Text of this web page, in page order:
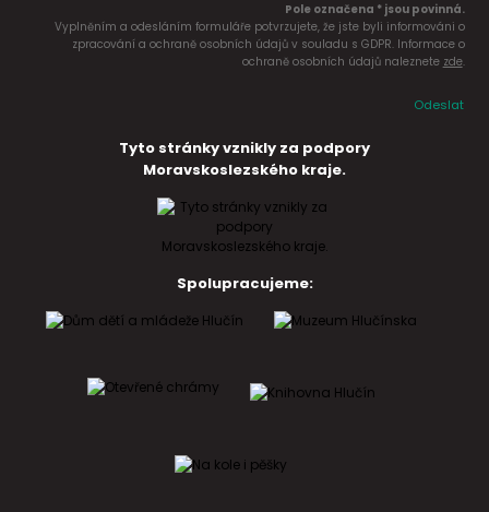
Pole označena * jsou povinná.
Vyplněním a odesláním formuláře potvrzujete, že jste byli informováni o
zpracování a ochraně osobních údajů v souladu s GDPR. Informace o
ochraně osobních údajů naleznete zde.
Odeslat
Tyto stránky vznikly za podpory
Moravskoslezského kraje.
Spolupracujeme: